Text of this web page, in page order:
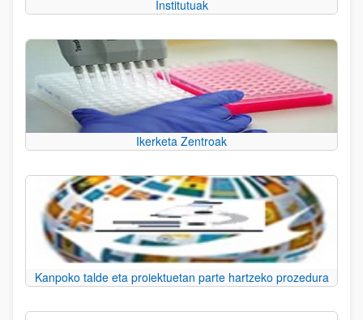
Institutuak
Ikerketa Zentroak
Kanpoko talde eta proiektuetan parte hartzeko prozedura